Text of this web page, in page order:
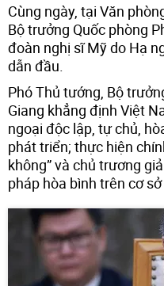
Cùng ngày, tại Văn
Bộ trưởng Quốc phòng
đoàn nghị sĩ Mỹ do Hạ
dẫn đầu.
Phó Thủ tướng, Bộ
Giang khẳng định Việt
ngoại độc lập, tự chủ,
phát triển; thực hiện
không” và chủ trương
pháp hòa bình trên cơ